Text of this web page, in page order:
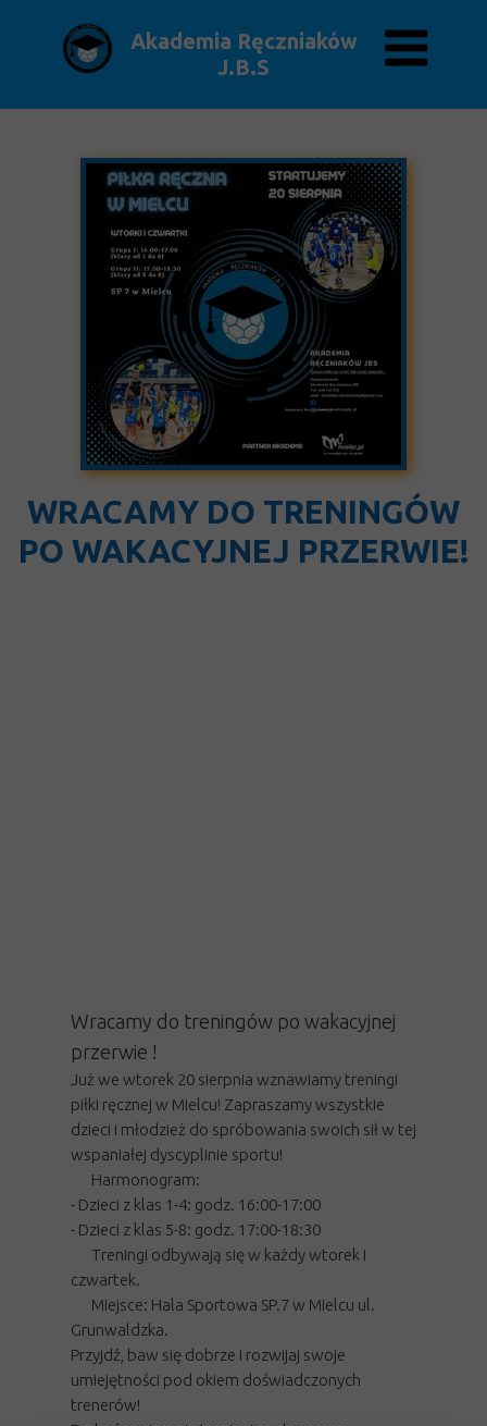
WRACAMY DO TRENINGÓW
PO WAKACYJNEJ PRZERWIE!
Wracamy do treningów po wakacyjnej
przerwie !
Już we wtorek 20 sierpnia wznawiamy treningi
piłki ręcznej w Mielcu! Zapraszamy wszystkie
dzieci i młodzież do spróbowania swoich sił w tej
wspaniałej dyscyplinie sportu!
Harmonogram:
- Dzieci z klas 1-4: godz. 16:00-17:00
- Dzieci z klas 5-8: godz. 17:00-18:30
Treningi odbywają się w każdy wtorek i
czwartek.
Miejsce: Hala Sportowa SP.7 w Mielcu ul.
Grunwaldzka.
Przyjdź, baw się dobrze i rozwijaj swoje
umiejętności pod okiem doświadczonych
trenerów!
Akademia Ręczniaków
J.B.S